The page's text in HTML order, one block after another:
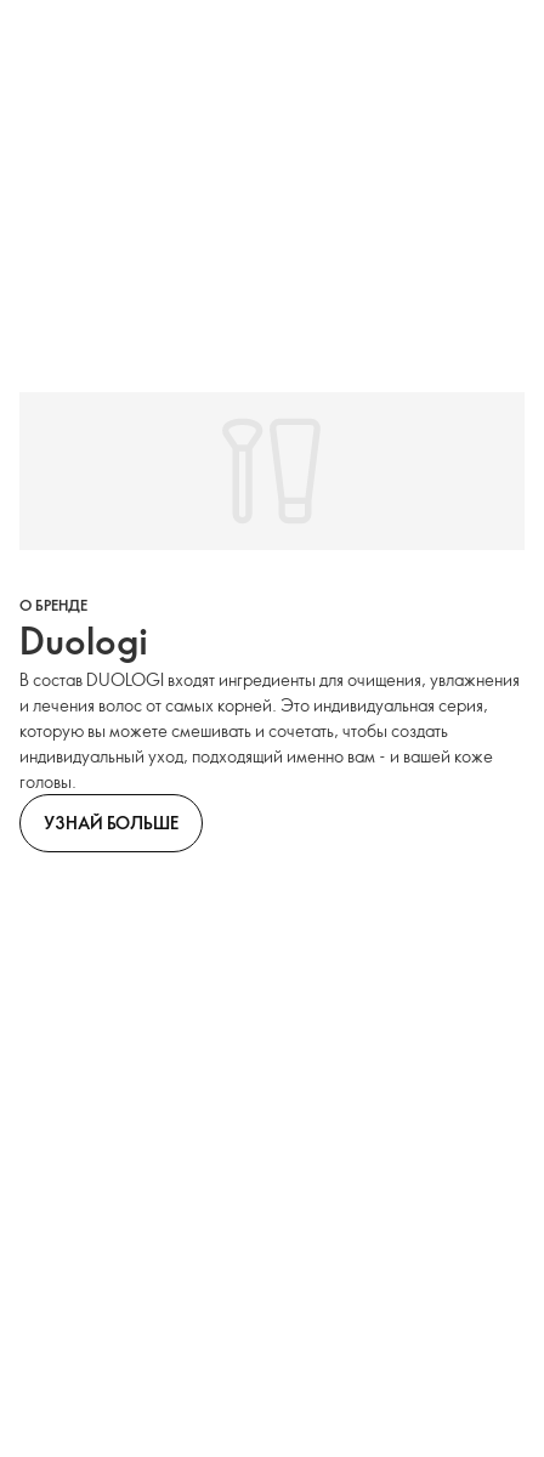
О БРЕНДЕ
Duologi
В состав DUOLOGI входят ингредиенты для очищения, увлажнения
и лечения волос от самых корней. Это индивидуальная серия,
которую вы можете смешивать и сочетать, чтобы создать
индивидуальный уход, подходящий именно вам - и вашей коже
головы.
УЗНАЙ БОЛЬШЕ